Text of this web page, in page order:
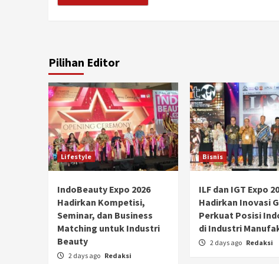
Pilihan Editor
Lifestyle
IndoBeauty Expo 2026
Hadirkan Kompetisi,
Seminar, dan Business
Matching untuk Industri
Beauty
2 days ago Redaksi
Bisnis
ILF dan IGT Expo
Hadirkan Inovasi
Perkuat Posisi
di Industri
2 days ago Redaksi